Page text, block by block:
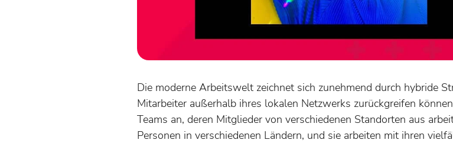
Die moderne Arbeitswelt zeichnet sich zunehmend durch hybride
Mitarbeiter außerhalb ihres lokalen Netzwerks zurückgreifen
Teams an, deren Mitglieder von verschiedenen Standorten aus
Personen in verschiedenen Ländern, und sie arbeiten mit ihren